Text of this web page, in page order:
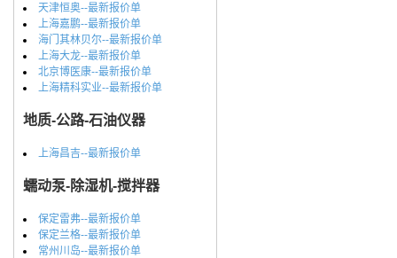
天津恒奥--最新报价单
上海嘉鹏--最新报价单
海门其林贝尔--最新报价单
上海大龙--最新报价单
北京博医康--最新报价单
上海精科实业--最新报价单
地质-公路-石油仪器
上海昌吉--最新报价单
蠕动泵-除湿机-搅拌器
保定雷弗--最新报价单
保定兰格--最新报价单
常州川岛--最新报价单